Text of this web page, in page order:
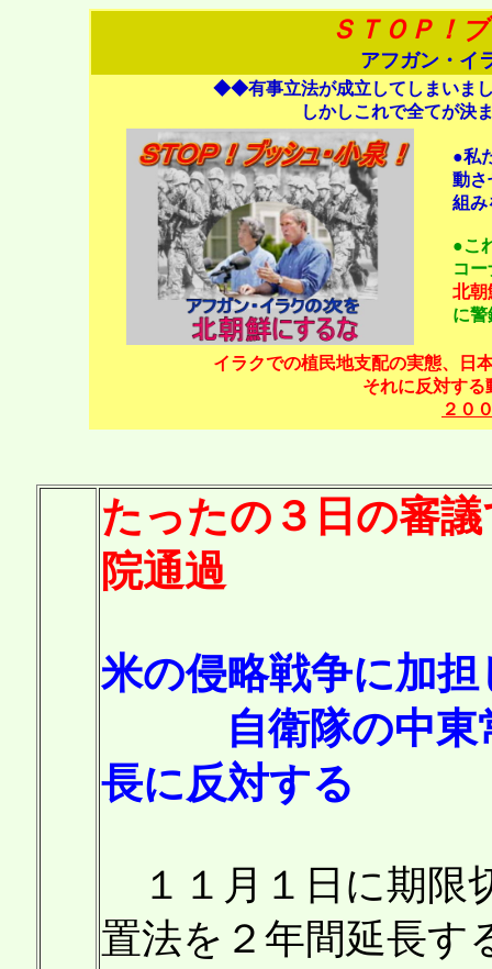
ＳＴＯＰ！
アフガン・イ
◆◆有事立法が成立してしまいま
しかしこれで全てが決
●私
動さ
組み
●こ
コ
北朝
に
イラクでの植民地支配の実態、日
それに反対する
２０
たったの３日の審
院通過
米の侵略戦争に加担
自衛隊の中東常
長に反対する
１１月１日に期限
置法を２年間延長す